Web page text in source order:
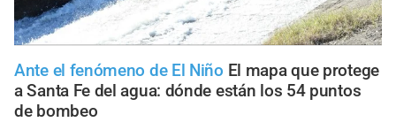
Ante el fenómeno de El Niño El mapa que protege
a Santa Fe del agua: dónde están los 54 puntos
de bombeo